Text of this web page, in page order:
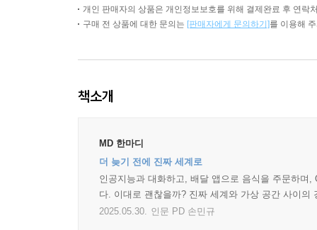
개인 판매자의 상품은 개인정보보호를 위해 결제완료 후 연락
구매 전 상품에 대한 문의는 [판매자에게 문의하기]를 이용해
책소개
MD 한마디
더 늦기 전에 진짜 세계로
인공지능과 대화하고, 배달 앱으로 음식을 주문하며
다. 이대로 괜찮을까? 진짜 세계와 가상 공간 사이
2025.05.30. 인문 PD 손민규